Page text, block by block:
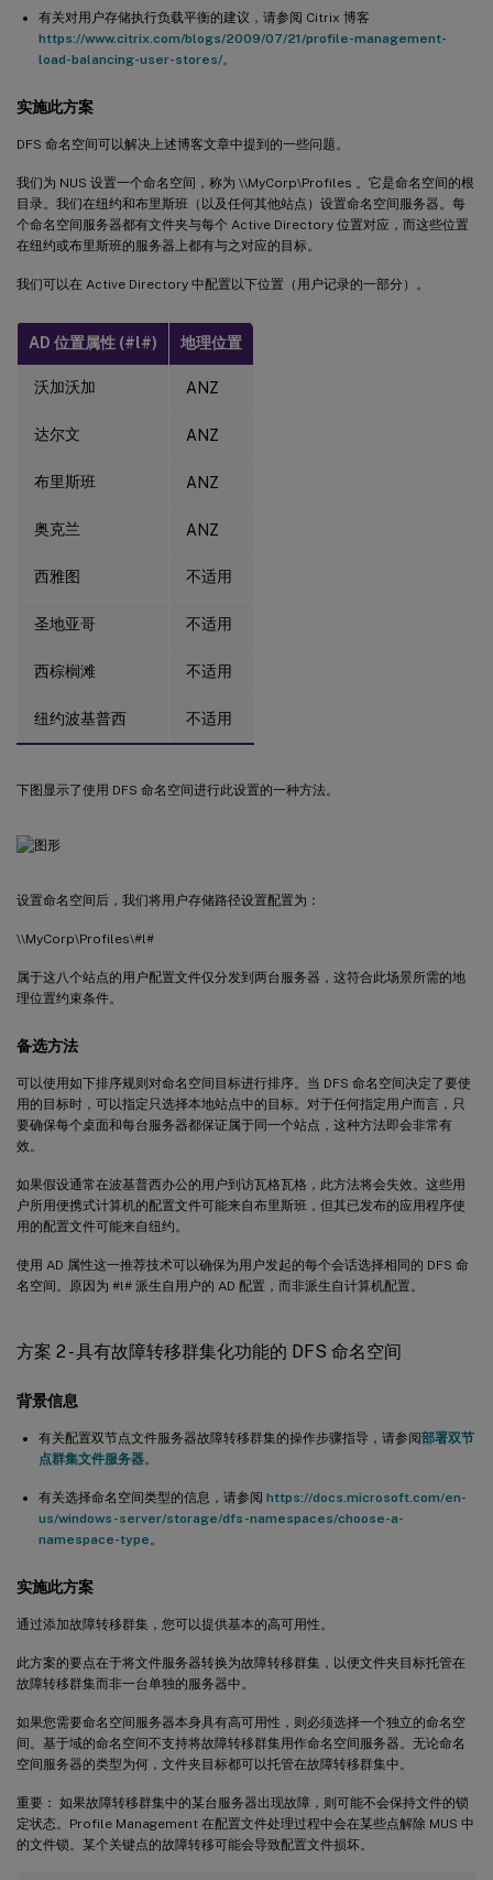
有关对用户存储执行负载平衡的建议，请参阅 Citrix 博客
https://www.citrix.com/blogs/2009/07/21/profile-management-
load-balancing-user-stores/。
实施此方案
DFS 命名空间可以解决上述博客文章中提到的一些问题。
我们为 NUS 设置一个命名空间，称为 \\MyCorp\Profiles 。它是命名空间的根
目录。我们在纽约和布里斯班（以及任何其他站点）设置命名空间服务器。每
个命名空间服务器都有文件夹与每个 Active Directory 位置对应，而这些位置
在纽约或布里斯班的服务器上都有与之对应的目标。
我们可以在 Active Directory 中配置以下位置（用户记录的一部分）。
AD 位置属性 (#l#) 地理位置
沃加沃加 ANZ
达尔文 ANZ
布里斯班 ANZ
奥克兰 ANZ
西雅图 不适用
圣地亚哥 不适用
西棕榈滩 不适用
纽约波基普西 不适用
下图显示了使用 DFS 命名空间进行此设置的一种方法。
设置命名空间后，我们将用户存储路径设置配置为：
\\MyCorp\Profiles\#l#
属于这八个站点的用户配置文件仅分发到两台服务器，这符合此场景所需的地
理位置约束条件。
备选方法
可以使用如下排序规则对命名空间目标进行排序。当 DFS 命名空间决定了要使
用的目标时，可以指定只选择本地站点中的目标。对于任何指定用户而言，只
要确保每个桌面和每台服务器都保证属于同一个站点，这种方法即会非常有
效。
如果假设通常在波基普西办公的用户到访瓦格瓦格，此方法将会失效。这些用
户所用便携式计算机的配置文件可能来自布里斯班，但其已发布的应用程序使
用的配置文件可能来自纽约。
使用 AD 属性这一推荐技术可以确保为用户发起的每个会话选择相同的 DFS 命
名空间。原因为 #l# 派生自用户的 AD 配置，而非派生自计算机配置。
方案 2 - 具有故障转移群集化功能的 DFS 命名空间
背景信息
有关配置双节点文件服务器故障转移群集的操作步骤指导，请参阅部署双节
点群集文件服务器。
有关选择命名空间类型的信息，请参阅 https://docs.microsoft.com/en-
us/windows-server/storage/dfs-namespaces/choose-a-
namespace-type 。
实施此方案
通过添加故障转移群集，您可以提供基本的高可用性。
此方案的要点在于将文件服务器转换为故障转移群集，以便文件夹目标托管在
故障转移群集而非一台单独的服务器中。
如果您需要命名空间服务器本身具有高可用性，则必须选择一个独立的命名空
间。基于域的命名空间不支持将故障转移群集用作命名空间服务器。无论命名
空间服务器的类型为何，文件夹目标都可以托管在故障转移群集中。
重要： 如果故障转移群集中的某台服务器出现故障，则可能不会保持文件的锁
定状态。Profile Management 在配置文件处理过程中会在某些点解除 MUS 中
的文件锁。某个关键点的故障转移可能会导致配置文件损坏。